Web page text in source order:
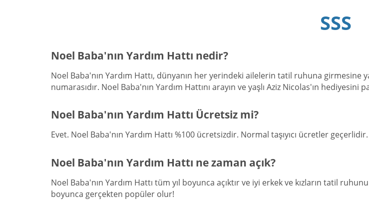
SSS
Noel Baba'nın Yardım Hattı nedir?
Noel Baba'nın Yardım Hattı, dünyanın her yerindeki ailelerin tatil ruhuna girmesine
numarasıdır. Noel Baba'nın Yardım Hattını arayın ve yaşlı Aziz Nicolas'ın hediyesini
Noel Baba'nın Yardım Hattı Ücretsiz mi?
Evet. Noel Baba'nın Yardım Hattı %100 ücretsizdir. Normal taşıyıcı ücretler geçerlidir.
Noel Baba'nın Yardım Hattı ne zaman açık?
Noel Baba'nın Yardım Hattı tüm yıl boyunca açıktır ve iyi erkek ve kızların tatil
boyunca gerçekten popüler olur!